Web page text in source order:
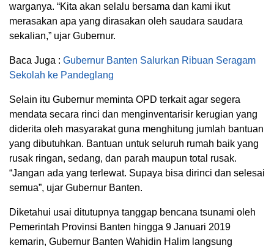
warganya. “Kita akan selalu bersama dan kami ikut
merasakan apa yang dirasakan oleh saudara saudara
sekalian,” ujar Gubernur.
Baca Juga : Gubernur Banten Salurkan Ribuan Seragam
Sekolah ke Pandeglang
Selain itu Gubernur meminta OPD terkait agar segera
mendata secara rinci dan menginventarisir kerugian yang
diderita oleh masyarakat guna menghitung jumlah bantuan
yang dibutuhkan. Bantuan untuk seluruh rumah baik yang
rusak ringan, sedang, dan parah maupun total rusak.
“Jangan ada yang terlewat. Supaya bisa dirinci dan selesai
semua”, ujar Gubernur Banten.
Diketahui usai ditutupnya tanggap bencana tsunami oleh
Pemerintah Provinsi Banten hingga 9 Januari 2019
kemarin, Gubernur Banten Wahidin Halim langsung